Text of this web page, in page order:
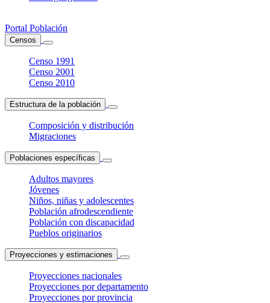
Portal Población
Censos
Censo 1991
Censo 2001
Censo 2010
Estructura de la población
Composición y distribución
Migraciones
Poblaciones específicas
Adultos mayores
Jóvenes
Niños, niñas y adolescentes
Población afrodescendiente
Población con discapacidad
Pueblos originarios
Proyecciones y estimaciones
Proyecciones nacionales
Proyecciones por departamento
Proyecciones por provincia